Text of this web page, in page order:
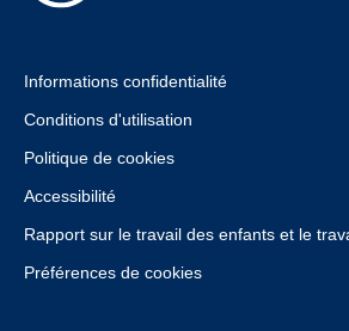
Informations confidentialité
Conditions d'utilisation
Politique de cookies
Accessibilité
Rapport sur le travail des enfants et le
Préférences de cookies